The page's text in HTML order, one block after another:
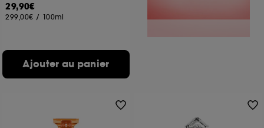
29,90€
299,00€ / 100ml
Ajouter au panier